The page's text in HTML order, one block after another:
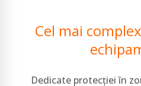
Cel mai
Dedicate protecției în